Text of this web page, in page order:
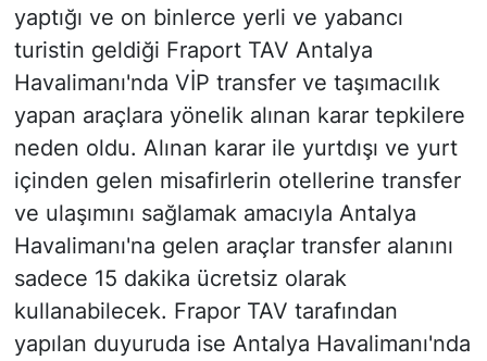
yaptığı ve on binlerce yerli ve yabancı
turistin geldiği Fraport TAV Antalya
Havalimanı'nda VİP transfer ve taşımacılık
yapan araçlara yönelik alınan karar tepkilere
neden oldu. Alınan karar ile yurtdışı ve yurt
içinden gelen misafirlerin otellerine transfer
ve ulaşımını sağlamak amacıyla Antalya
Havalimanı'na gelen araçlar transfer alanını
sadece 15 dakika ücretsiz olarak
kullanabilecek. Frapor TAV tarafından
yapılan duyuruda ise Antalya Havalimanı'nda